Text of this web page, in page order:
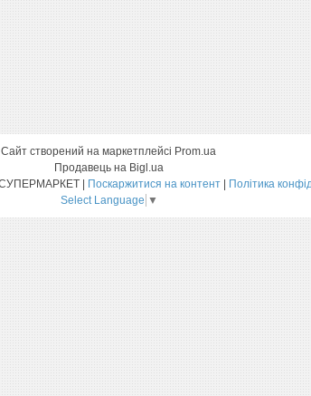
Сайт створений на маркетплейсі Prom.ua
Продавець на Bigl.ua
Sat-ELLITE.Net ➤ ІНТЕРНЕТ-СУПЕРМАРКЕТ | Поскаржитися на контент | Політика
Select Language ▼